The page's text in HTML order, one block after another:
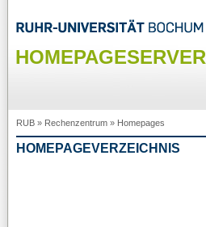
HOMEPAGESERVER
RUB » Rechenzentrum » Homepages
HOMEPAGEVERZEICHNIS